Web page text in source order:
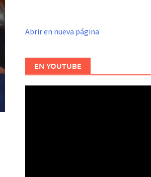
Abrir en nueva página
EN YOUTUBE